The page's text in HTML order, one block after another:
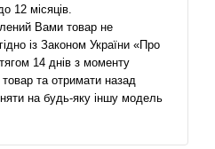
12 місяців.
Вами товар не
із Законом України «Про
14 днів з моменту
та отримати назад
на будь-яку іншу модель